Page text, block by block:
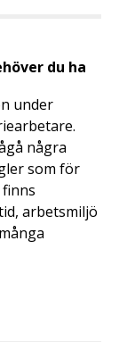
du ha
under
några
som för
arbetsmiljö